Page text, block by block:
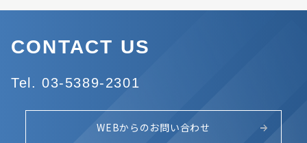
CONTACT US
Tel. 03-5389-2301
WEBからのお問い合わせ